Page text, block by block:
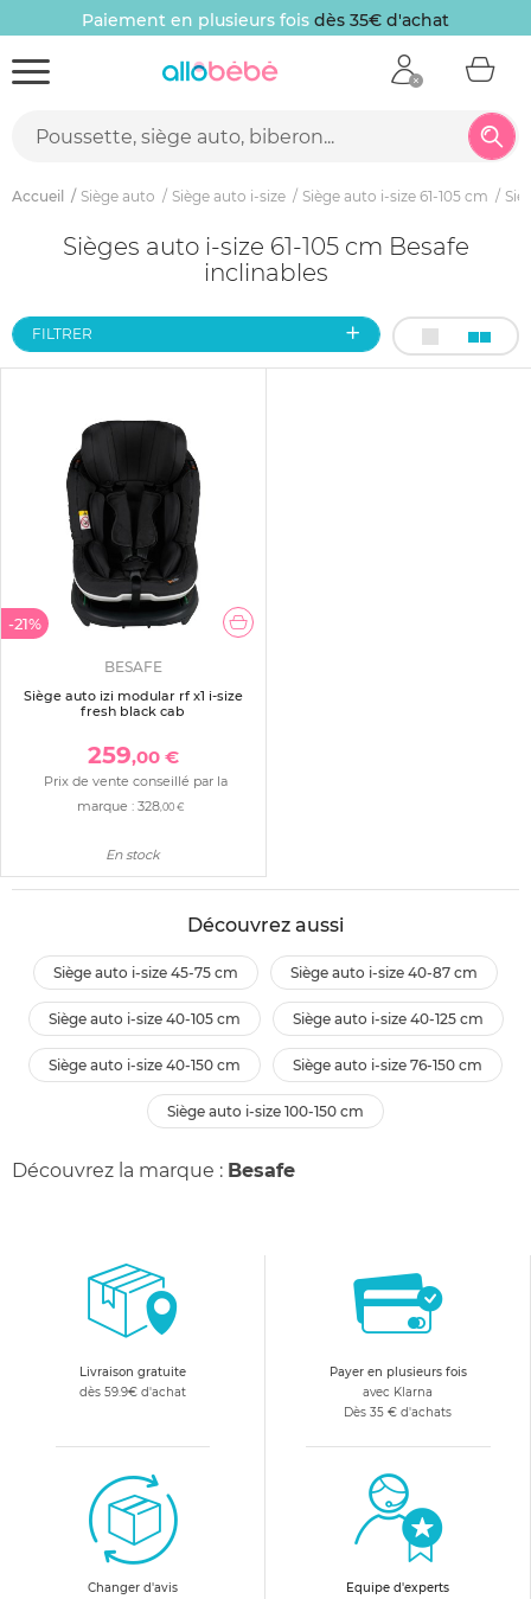
Paiement en plusieurs fois dès 35€ d'achat
Accueil Siège auto Siège auto i-size Siège auto i-size 61-105 cm
Sièges auto i-size 61-105 cm Besafe
inclinables
FILTRER
-21%
BESAFE
Siège auto izi modular rf x1 i-size
fresh black cab
259,00 €
Prix de vente conseillé par la
marque : 328,00 €
En stock
Découvrez aussi
siège auto i-size 45-75 cm siège auto i-size 40-87 cm
siège auto i-size 40-105 cm siège auto i-size 40-125 cm
siège auto i-size 40-150 cm siège auto i-size 76-150 cm
siège auto i-size 100-150 cm
Découvrez la marque : Besafe
Livraison gratuite
dès 59.9€ d'achat
Payer en plusieurs fois
avec Klarna
Dès 35 € d'achats
Changer d'avis
Equipe d'experts